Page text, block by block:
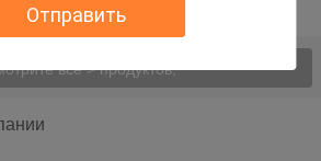
Отправить
волдыря
все > продуктов;